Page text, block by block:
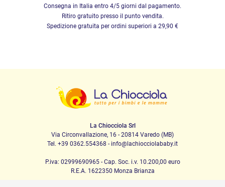
Consegna in Italia entro 4/5 giorni dal pagamento.
Ritiro gratuito presso il punto vendita.
Spedizione gratuita per ordini superiori a 29,90 €
La Chiocciola Srl
Via Circonvallazione, 16 - 20814 Varedo (MB)
Tel. +39 0362.554368 - info@lachiocciolababy.it
P.iva: 02999690965 - Cap. Soc. i.v. 10.200,00 euro
R.E.A. 1622350 Monza Brianza